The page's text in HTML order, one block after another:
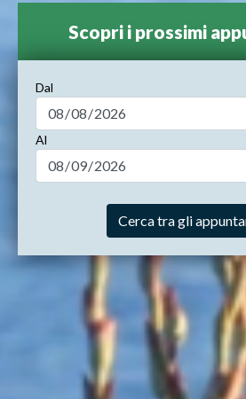
Scopri i prossimi
Dal
Al
Cerca tra gli